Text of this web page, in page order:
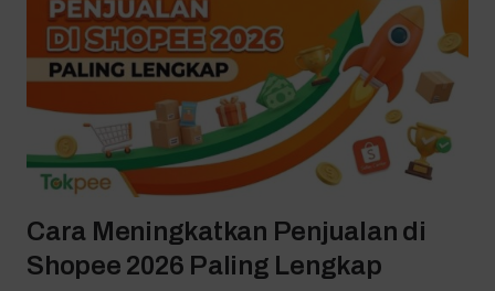
Cara Meningkatkan Penjualan di
Shopee 2026 Paling Lengkap